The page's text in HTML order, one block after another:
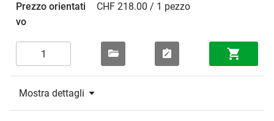
CHF 218.00 / 1 pezzo
Mostra dettagli